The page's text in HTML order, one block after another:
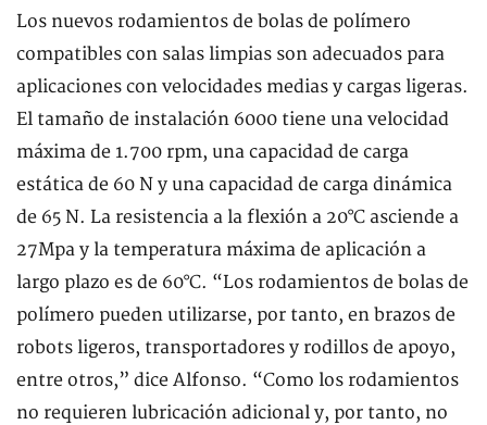
Los nuevos rodamientos de bolas de polímero
compatibles con salas limpias son adecuados para
aplicaciones con velocidades medias y cargas ligeras.
El tamaño de instalación 6000 tiene una velocidad
máxima de 1.700 rpm, una capacidad de carga
estática de 60 N y una capacidad de carga dinámica
de 65 N. La resistencia a la flexión a 20°C asciende a
27Mpa y la temperatura máxima de aplicación a
largo plazo es de 60°C. “Los rodamientos de bolas de
polímero pueden utilizarse, por tanto, en brazos de
robots ligeros, transportadores y rodillos de apoyo,
entre otros,” dice Alfonso. “Como los rodamientos
no requieren lubricación adicional y, por tanto, no